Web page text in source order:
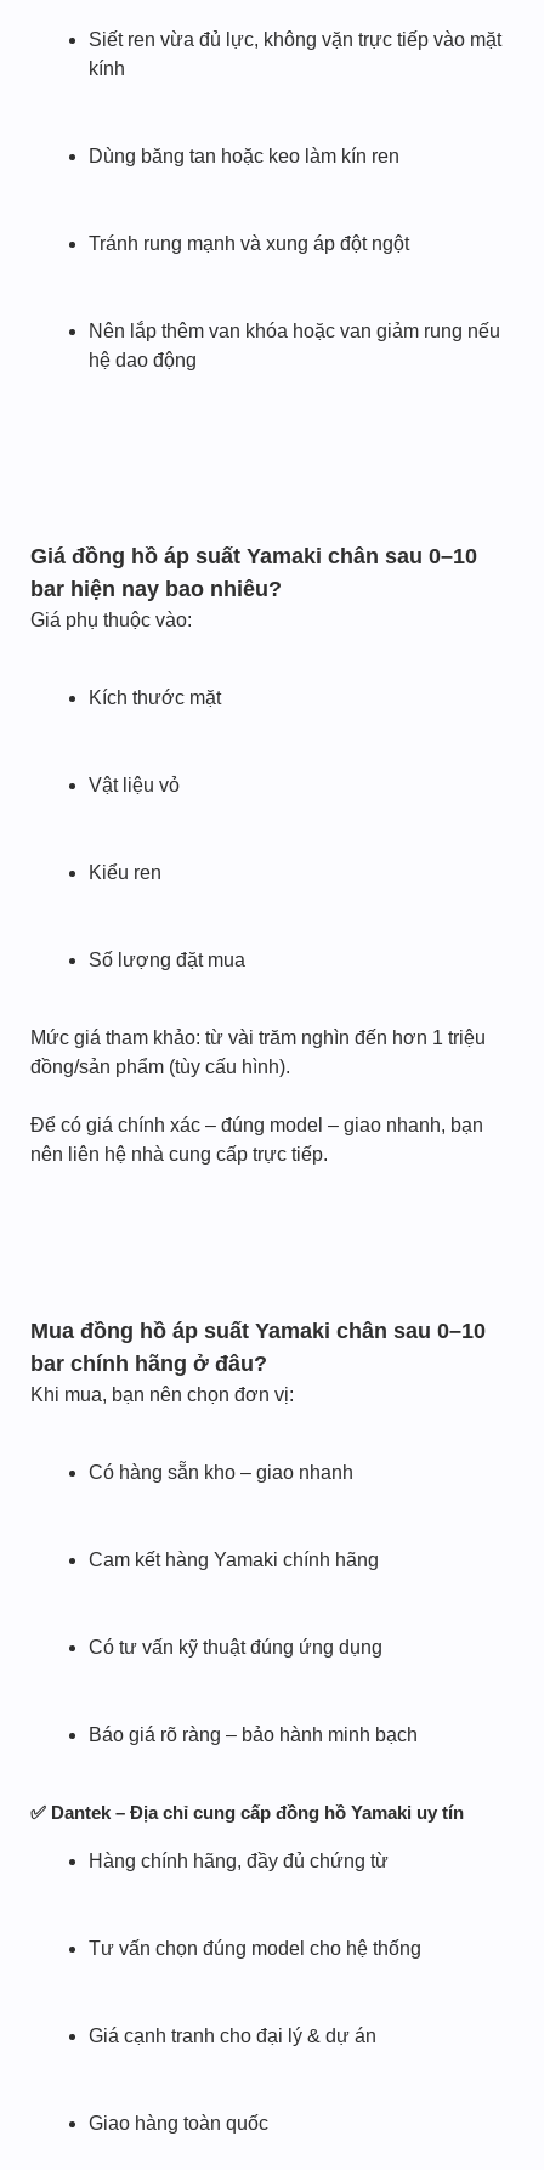
Siết ren vừa đủ lực, không vặn trực tiếp vào mặt
kính
Dùng băng tan hoặc keo làm kín ren
Tránh rung mạnh và xung áp đột ngột
Nên lắp thêm van khóa hoặc van giảm rung nếu
hệ dao động
Giá đồng hồ áp suất Yamaki chân sau 0–10
bar hiện nay bao nhiêu?
Giá phụ thuộc vào:
Kích thước mặt
Vật liệu vỏ
Kiểu ren
Số lượng đặt mua
Mức giá tham khảo: từ vài trăm nghìn đến hơn 1 triệu
đồng/sản phẩm (tùy cấu hình).
Để có giá chính xác – đúng model – giao nhanh, bạn
nên liên hệ nhà cung cấp trực tiếp.
Mua đồng hồ áp suất Yamaki chân sau 0–10
bar chính hãng ở đâu?
Khi mua, bạn nên chọn đơn vị:
Có hàng sẵn kho – giao nhanh
Cam kết hàng Yamaki chính hãng
Có tư vấn kỹ thuật đúng ứng dụng
Báo giá rõ ràng – bảo hành minh bạch
✅ Dantek – Địa chỉ cung cấp đồng hồ Yamaki uy tín
Hàng chính hãng, đầy đủ chứng từ
Tư vấn chọn đúng model cho hệ thống
Giá cạnh tranh cho đại lý & dự án
Giao hàng toàn quốc